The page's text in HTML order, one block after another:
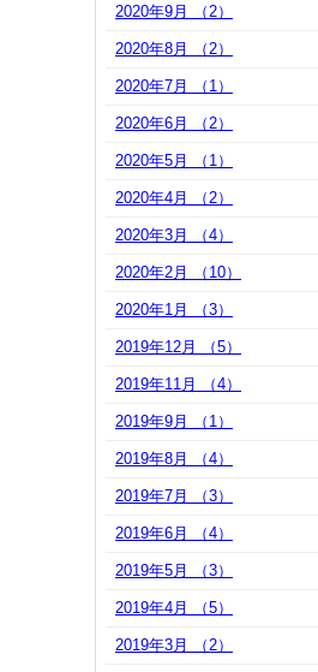
2020年9月 （2）
2020年8月 （2）
2020年7月 （1）
2020年6月 （2）
2020年5月 （1）
2020年4月 （2）
2020年3月 （4）
2020年2月 （10）
2020年1月 （3）
2019年12月 （5）
2019年11月 （4）
2019年9月 （1）
2019年8月 （4）
2019年7月 （3）
2019年6月 （4）
2019年5月 （3）
2019年4月 （5）
2019年3月 （2）